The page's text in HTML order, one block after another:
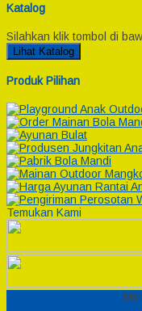
Katalog
Silahkan klik tombol di
Lihat Katalog
Produk Pilihan
Temukan Kami
-